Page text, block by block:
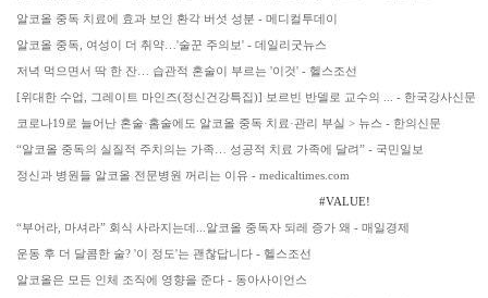
알코올 중독 치료에 효과 보인 환각 버섯 성분 - 메디컬투데이
알코올 중독, 여성이 더 취약…'술꾼 주의보' - 데일리굿뉴스
저녁 먹으면서 딱 한 잔… 습관적 혼술이 부르는 '이것' - 헬스조선
[위대한 수업, 그레이트 마인즈(정신건강특집)] 보르빈 반델로 교수의 ... - 한국강사신문
코로나19로 늘어난 혼술·홈술에도 알코올 중독 치료·관리 부실 > 뉴스 - 한의신문
“알코올 중독의 실질적 주치의는 가족… 성공적 치료 가족에 달려” - 국민일보
정신과 병원들 알코올 전문병원 꺼리는 이유 - medicaltimes.com
#VALUE!
“부어라, 마셔라” 회식 사라지는데...알코올 중독자 되레 증가 왜 - 매일경제
운동 후 더 달콤한 술? '이 정도'는 괜찮답니다 - 헬스조선
알코올은 모든 인체 조직에 영향을 준다 - 동아사이언스